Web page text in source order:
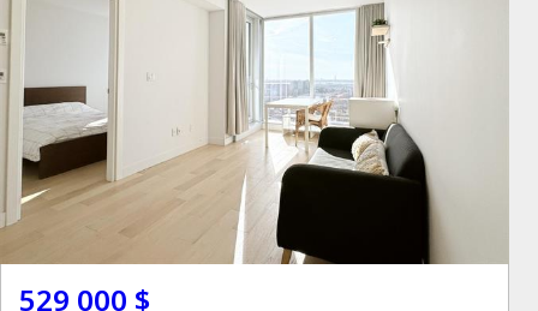
529 000 $